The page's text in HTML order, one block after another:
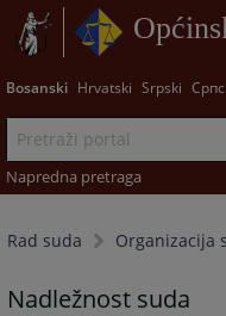
Bosanski Hrvatski Srpski
Napredna pretraga
Rad suda Organizacija
Nadležnost suda